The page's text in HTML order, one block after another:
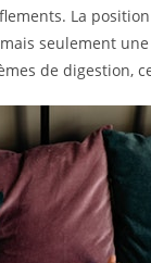
La
seulement
de digestion,